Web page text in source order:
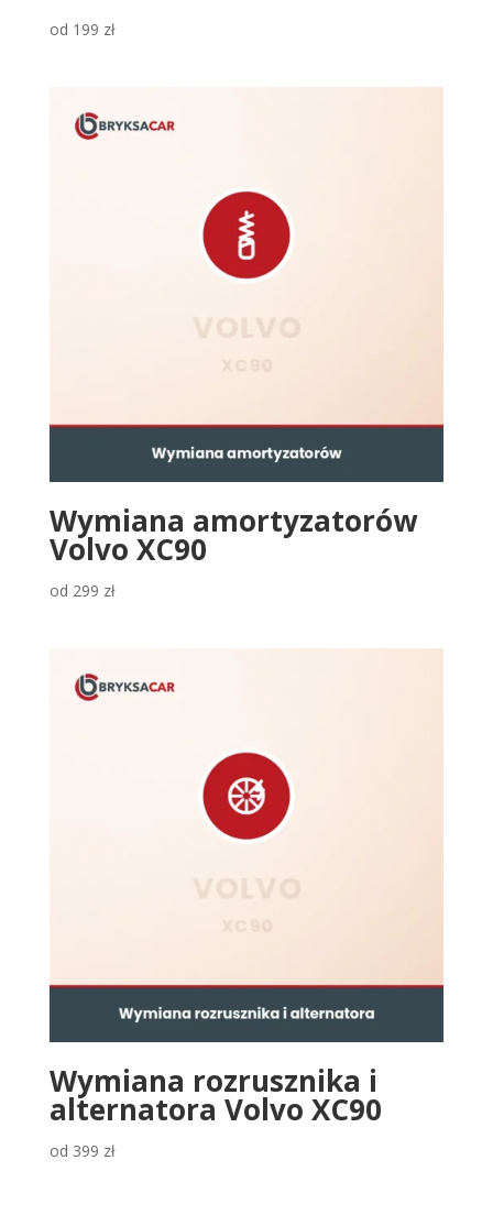
od 199 zł
Wymiana amortyzatorów
Volvo XC90
od 299 zł
Wymiana rozrusznika i
alternatora Volvo XC90
od 399 zł